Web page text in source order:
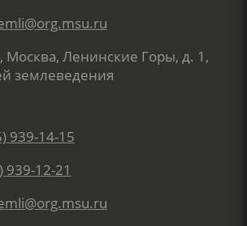
Москва, Ленинские Горы, д. 1,
землеведения
939-14-15
939-12-21